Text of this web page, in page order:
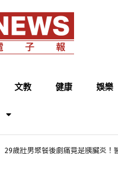
文教 健康 娛樂
29歲壯男聚餐後劇痛竟是胰臟炎